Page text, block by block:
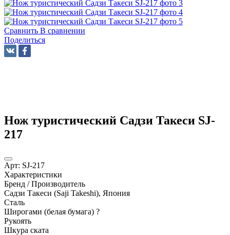
Сравнить В сравнении
Поделиться
Нож туристический Садзи Такеси SJ-
217
Арт: SJ-217
Характеристики
Бренд / Производитель
Садзи Такеси (Saji Takeshi), Япония
Сталь
Широгами (белая бумага) ?
Рукоять
Шкура ската